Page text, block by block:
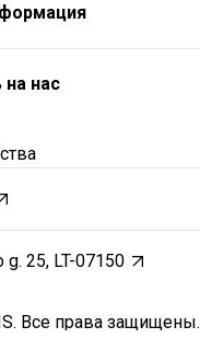
развития
развития
центра
cookie
карты
нас
g. 25, LT-07150
Все права защищены.